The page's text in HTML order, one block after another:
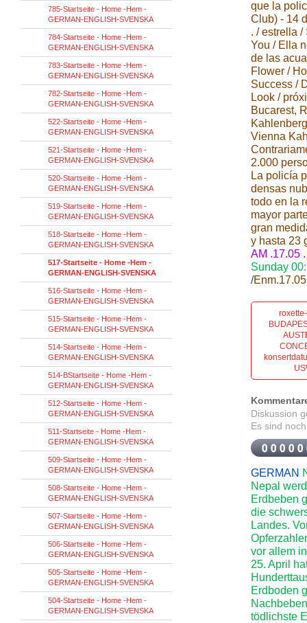
que la
Club) - 14
. / estrella /
You / Ella
de las
Flower /
Success /
Look /
Bucarest,
Vienna
2.000
La policía
densas
todo en la
mayor
gran
y hasta 23
AM .17.05
Sunday
/
Diskussion
Es sind
GERMAN
Nepal
Erdbeben
die
Landes.
vor allem
25. April
Erdboden
tödlichste
785-Startseite - Home -Hem -
GERMAN-ENGLISH-SVENSKA
784-Startseite - Home -Hem -
GERMAN-ENGLISH-SVENSKA
783-Startseite - Home -Hem -
GERMAN-ENGLISH-SVENSKA
782-Startseite - Home -Hem -
GERMAN-ENGLISH-SVENSKA
522-Startseite - Home -Hem -
GERMAN-ENGLISH-SVENSKA
521-Startseite - Home -Hem -
GERMAN-ENGLISH-SVENSKA
520-Startseite - Home -Hem -
GERMAN-ENGLISH-SVENSKA
519-Startseite - Home -Hem -
GERMAN-ENGLISH-SVENSKA
518-Startseite - Home -Hem -
GERMAN-ENGLISH-SVENSKA
517-Startseite - Home -Hem -
GERMAN-ENGLISH-SVENSKA
516-Startseite - Home -Hem -
GERMAN-ENGLISH-SVENSKA
515-Startseite - Home -Hem -
GERMAN-ENGLISH-SVENSKA
514-Startseite - Home -Hem -
GERMAN-ENGLISH-SVENSKA
514-BStartseite - Home -Hem -
GERMAN-ENGLISH-SVENSKA
512-Startseite - Home -Hem -
GERMAN-ENGLISH-SVENSKA
511-Startseite - Home -Hem -
GERMAN-ENGLISH-SVENSKA
509-Startseite - Home -Hem -
GERMAN-ENGLISH-SVENSKA
508-Startseite - Home -Hem -
GERMAN-ENGLISH-SVENSKA
507-Startseite - Home -Hem -
GERMAN-ENGLISH-SVENSKA
506-Startseite - Home -Hem -
GERMAN-ENGLISH-SVENSKA
505-Startseite - Home -Hem -
GERMAN-ENGLISH-SVENSKA
504-Startseite - Home -Hem -
GERMAN-ENGLISH-SVENSKA